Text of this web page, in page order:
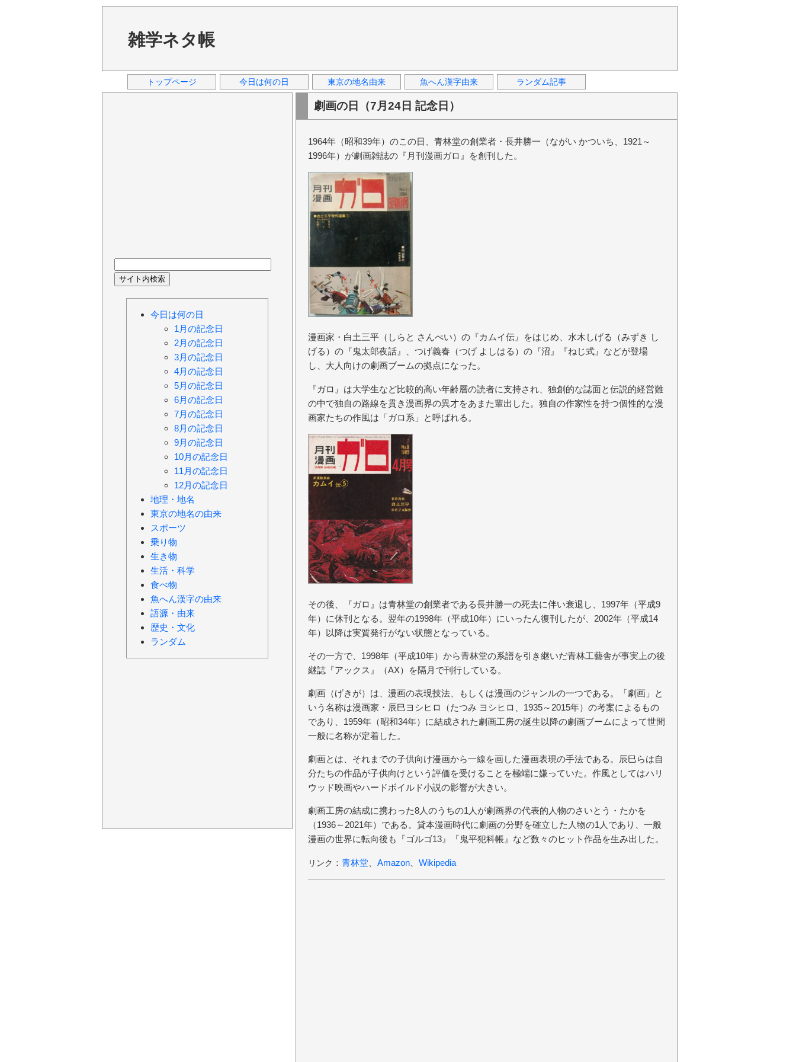
雑学ネタ帳
トップページ 今日は何の日 東京の地名由来 魚へん漢字由来 ランダム記事
劇画の日（7月24日 記念日）
1964年（昭和39年）のこの日、青林堂の創業者・長井勝一（ながい かついち、1921～
1996年）が劇画雑誌の『月刊漫画ガロ』を創刊した。
漫画家・白土三平（しらと さんぺい）の『カムイ伝』をはじめ、水木しげる（みずき し
げる）の『鬼太郎夜話』、つげ義春（つげ よしはる）の『沼』『ねじ式』などが登場
し、大人向けの劇画ブームの拠点になった。
『ガロ』は大学生など比較的高い年齢層の読者に支持され、独創的な誌面と伝説的経営難
の中で独自の路線を貫き漫画界の異才をあまた輩出した。独自の作家性を持つ個性的な漫
画家たちの作風は「ガロ系」と呼ばれる。
その後、『ガロ』は青林堂の創業者である長井勝一の死去に伴い衰退し、1997年（平成9
年）に休刊となる。翌年の1998年（平成10年）にいったん復刊したが、2002年（平成14
年）以降は実質発行がない状態となっている。
その一方で、1998年（平成10年）から青林堂の系譜を引き継いだ青林工藝舎が事実上の後
継誌『アックス』（AX）を隔月で刊行している。
劇画（げきが）は、漫画の表現技法、もしくは漫画のジャンルの一つである。「劇画」と
いう名称は漫画家・辰巳ヨシヒロ（たつみ ヨシヒロ、1935～2015年）の考案によるもの
であり、1959年（昭和34年）に結成された劇画工房の誕生以降の劇画ブームによって世間
一般に名称が定着した。
劇画とは、それまでの子供向け漫画から一線を画した漫画表現の手法である。辰巳らは自
分たちの作品が子供向けという評価を受けることを極端に嫌っていた。作風としてはハリ
ウッド映画やハードボイルド小説の影響が大きい。
劇画工房の結成に携わった8人のうちの1人が劇画界の代表的人物のさいとう・たかを
（1936～2021年）である。貸本漫画時代に劇画の分野を確立した人物の1人であり、一般
漫画の世界に転向後も『ゴルゴ13』『鬼平犯科帳』など数々のヒット作品を生み出した。
リンク ： 青林堂 Amazon Wikipedia
今日は何の日
1月の記念日
2月の記念日
3月の記念日
4月の記念日
5月の記念日
6月の記念日
7月の記念日
8月の記念日
9月の記念日
10月の記念日
11月の記念日
12月の記念日
地理・地名
東京の地名の由来
スポーツ
乗り物
生き物
生活・科学
食べ物
魚へん漢字の由来
語源・由来
歴史・文化
ランダム